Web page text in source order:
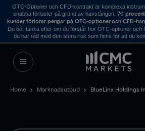
OTC-Optioner och CFD-kontrakt är komplexa
snabba förluster på grund av hävstången. 70
kunder förlorar pengar på OTC-optioner och CFD-
Du bör tänka efter om du förstår hur OTC-optioner och
du har råd med den stora risk som finns för att du
Home Marknadsutbud BlueLinx Holdings